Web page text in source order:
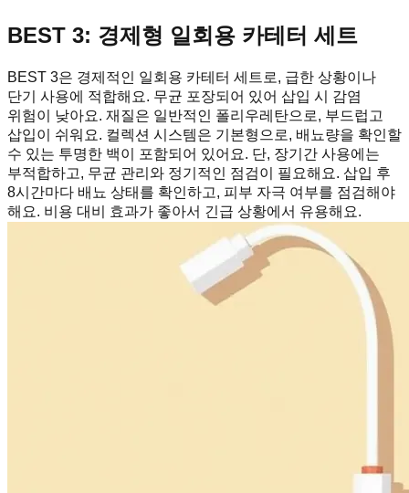
BEST 3: 경제형 일회용 카테터 세트
BEST 3은 경제적인 일회용 카테터 세트로, 급한 상황이나
단기 사용에 적합해요. 무균 포장되어 있어 삽입 시 감염
위험이 낮아요. 재질은 일반적인 폴리우레탄으로, 부드럽고
삽입이 쉬워요. 컬렉션 시스템은 기본형으로, 배뇨량을 확인할
수 있는 투명한 백이 포함되어 있어요. 단, 장기간 사용에는
부적합하고, 무균 관리와 정기적인 점검이 필요해요. 삽입 후
8시간마다 배뇨 상태를 확인하고, 피부 자극 여부를 점검해야
해요. 비용 대비 효과가 좋아서 긴급 상황에서 유용해요.